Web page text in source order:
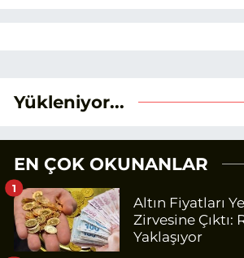
Yükleniyor...
EN ÇOK OKUNANLAR
Altın Fiyatları
Zirvesine Çıktı:
Yaklaşıyor
1